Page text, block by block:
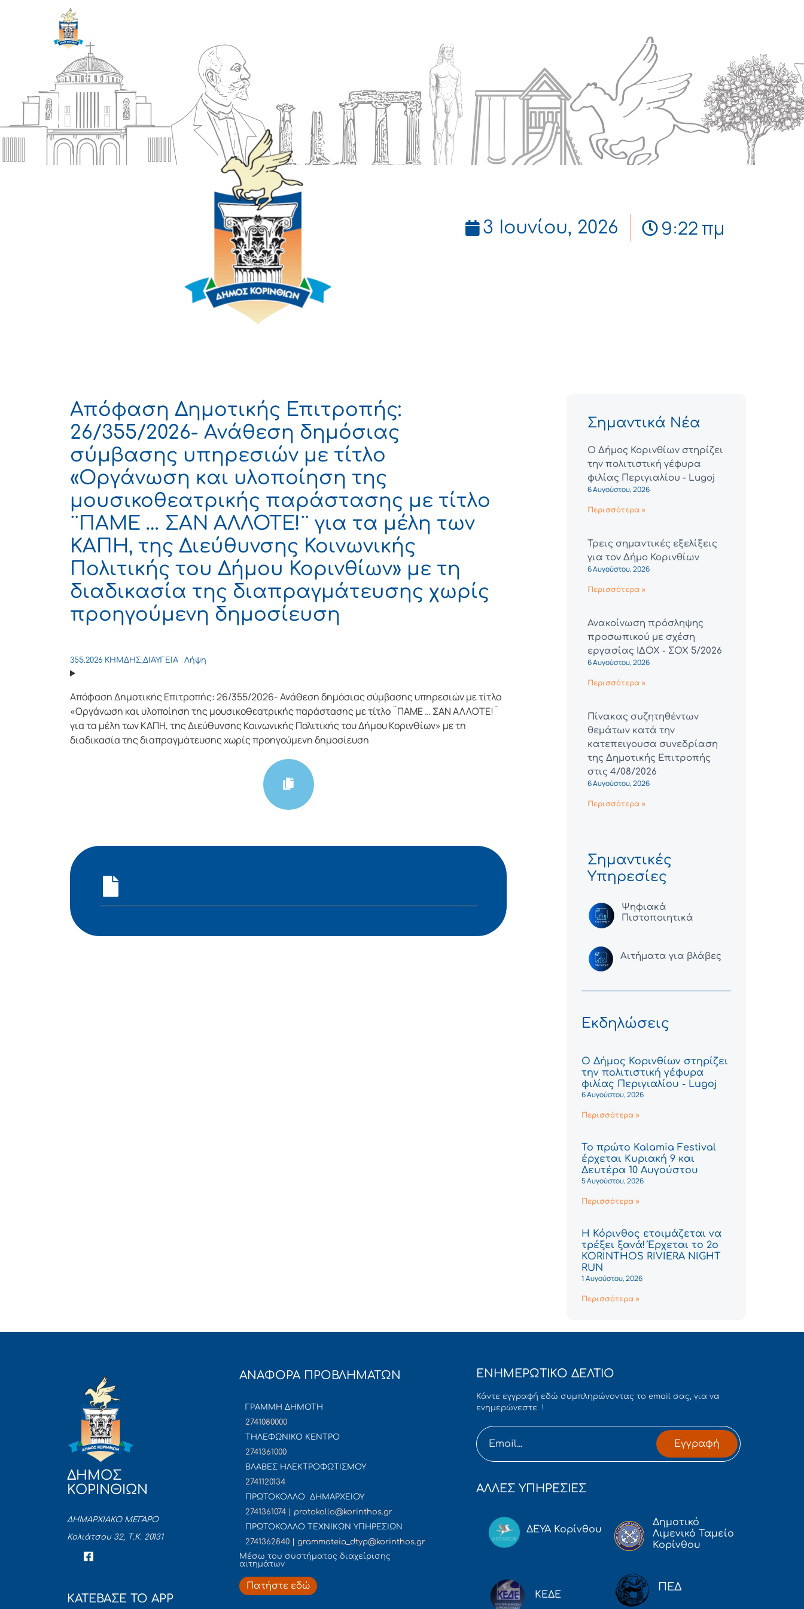
3 Ιουνίου, 2026 9:22 πμ
Απόφαση Δημοτικής Επιτροπής:
26/355/2026- Ανάθεση δημόσιας
σύμβασης υπηρεσιών με τίτλο
«Οργάνωση και υλοποίηση της
μουσικοθεατρικής παράστασης με τίτλο
¨ΠΑΜΕ … ΣΑΝ ΑΛΛΟΤΕ!¨ για τα μέλη των
ΚΑΠΗ, της Διεύθυνσης Κοινωνικής
Πολιτικής του Δήμου Κορινθίων» με τη
διαδικασία της διαπραγμάτευσης χωρίς
προηγούμενη δημοσίευση
355.2026 ΚΗΜΔΗΣ,ΔΙΑΥΓΕΙΑ Λήψη
Απόφαση Δημοτικής Επιτροπής: 26/355/2026- Ανάθεση δημόσιας σύμβασης υπηρεσιών με τίτλο
«Οργάνωση και υλοποίηση της μουσικοθεατρικής παράστασης με τίτλο ¨ΠΑΜΕ … ΣΑΝ ΑΛΛΟΤΕ!¨
για τα μέλη των ΚΑΠΗ, της Διεύθυνσης Κοινωνικής Πολιτικής του Δήμου Κορινθίων» με τη
διαδικασία της διαπραγμάτευσης χωρίς προηγούμενη δημοσίευση
Σημαντικά Νέα
Ο Δήμος Κορινθίων στηρίζει
την πολιτιστική γέφυρα
φιλίας Περιγιαλίου - Lugoj
6 Αυγούστου, 2026
Περισσότερα »
Τρεις σημαντικές εξελίξεις
για τον Δήμο Κορινθίων
6 Αυγούστου, 2026
Περισσότερα »
Ανακοίνωση πρόσληψης
προσωπικού με σχέση
εργασίας ΙΔΟΧ - ΣΟΧ 5/2026
6 Αυγούστου, 2026
Περισσότερα »
Πίνακας συζητηθέντων
θεμάτων κατά την
κατεπειγουσα συνεδρίαση
της Δημοτικής Επιτροπής
στις 4/08/2026
6 Αυγούστου, 2026
Περισσότερα »
Σημαντικές
Υπηρεσίες
Ψηφιακά
Πιστοποιητικά
Αιτήματα για βλάβες
Εκδηλώσεις
Ο Δήμος Κορινθίων στηρίζει
την πολιτιστική γέφυρα
φιλίας Περιγιαλίου - Lugoj
6 Αυγούστου, 2026
Περισσότερα »
Το πρώτο Kalamia Festival
έρχεται Κυριακή 9 και
Δευτέρα 10 Αυγούστου
5 Αυγούστου, 2026
Περισσότερα »
Η Κόρινθος ετοιμάζεται να
τρέξει ξανά! Έρχεται το 2ο
KORINTHOS RIVIERA NIGHT
RUN
1 Αυγούστου, 2026
Περισσότερα »
ΔΗΜΟΣ
ΚΟΡΙΝΘΙΩΝ
ΔΗΜΑΡΧΙΑΚΟ ΜΕΓΑΡΟ
Κολιάτσου 32, Τ.Κ. 20131
ΚΑΤΕΒΑΣΕ ΤΟ APP
ΑΝΑΦΟΡΑ ΠΡΟΒΛΗΜΑΤΩΝ
ΓΡΑΜΜΗ ΔΗΜΟΤΗ
2741080000
ΤΗΛΕΦΩΝΙΚΟ ΚΕΝΤΡΟ
2741361000
ΒΛΑΒΕΣ ΗΛΕΚΤΡΟΦΩΤΙΣΜΟΥ
2741120134
ΠΡΩΤΟΚΟΛΛΟ ΔΗΜΑΡΧΕΙΟΥ
2741361074 | protokollo@korinthos.gr
ΠΡΩΤΟΚΟΛΛΟ ΤΕΧΝΙΚΩΝ ΥΠΗΡΕΣΙΩΝ
2741362840 | grammateia_dtyp@korinthos.gr
Mέσω του συστήματος διαχείρισης
αιτημάτων
Πατήστε εδώ
ΕΝΗΜΕΡΩΤΙΚΟ ΔΕΛΤΙΟ
Κάντε εγγραφή εδώ συμπληρώνοντας το email σας, για να
ενημερώνεστε !
Εγγραφή
ΑΛΛΕΣ ΥΠΗΡΕΣΙΕΣ
ΔΕΥΑ Κορίνθου
Δημοτικό
Λιμενικό Ταμείο
Κορίνθου
ΚΕΔΕ
ΠΕΔ